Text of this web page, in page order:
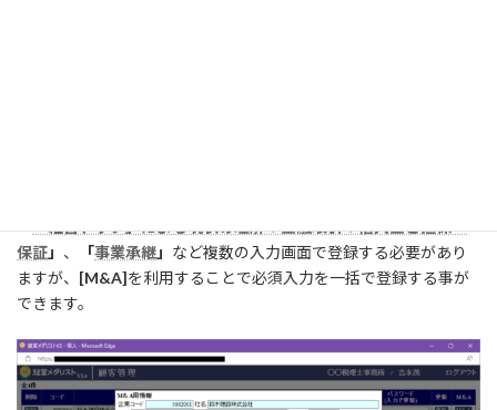
「「経営ドック」による現状の理解：金融取引：借入金と担保・
保証」 、 「事業承継」 など複数の入力画面で登録する必要があり
ますが、
[M&A] を利用することで必須入力を一括で登録する事が
できます。